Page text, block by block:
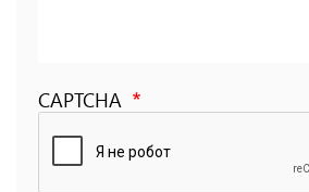
CAPTCHA